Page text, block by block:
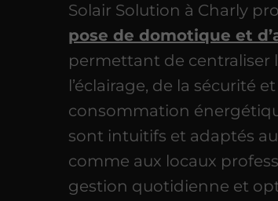
Solair Solution à Charly
pose de domotique et
permettant de centraliser
l’éclairage, de la sécurité
consommation
sont intuitifs et adaptés
comme aux locaux
gestion quotidienne et